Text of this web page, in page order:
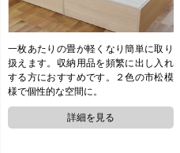
一枚あたりの畳が軽くなり簡単に取り
扱えます。収納用品を頻繁に出し入れ
する方におすすめです。２色の市松模
様で個性的な空間に。